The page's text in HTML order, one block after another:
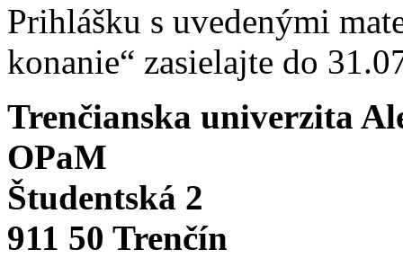
Prihlášku s uvedenými
konanie“ zasielajte do
Trenčianska univerzita
OPaM
Študentská 2
911 50 Trenčín